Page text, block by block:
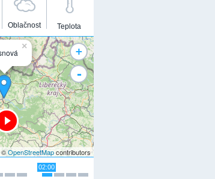
Oblačnost Teplota
× +
-
©OpenStreetMapcontributors
02:00